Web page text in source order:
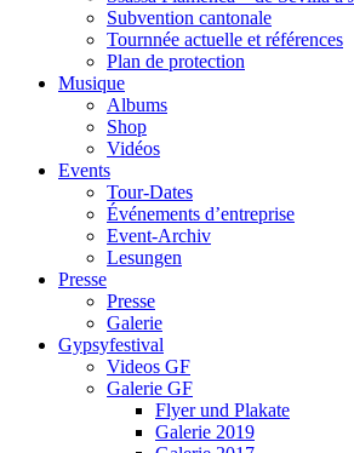
Subvention cantonale
Tournnée actuelle et références
Plan de protection
Musique
Albums
Shop
Vidéos
Events
Tour-Dates
Événements d’entreprise
Event-Archiv
Lesungen
Presse
Presse
Galerie
Gypsyfestival
Videos GF
Galerie GF
Flyer und Plakate
Galerie 2019